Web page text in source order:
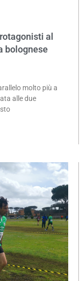
al
bolognese
molto più a
alle due